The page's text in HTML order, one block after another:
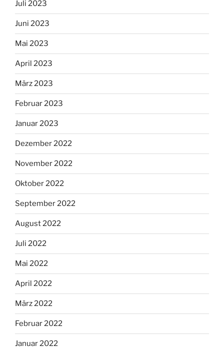
Juli 2023
Juni 2023
Mai 2023
April 2023
März 2023
Februar 2023
Januar 2023
Dezember 2022
November 2022
Oktober 2022
September 2022
August 2022
Juli 2022
Mai 2022
April 2022
März 2022
Februar 2022
Januar 2022